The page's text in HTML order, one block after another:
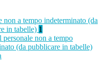
non a tempo indeterminato (da
in tabelle) 1
personale non a tempo
(da pubblicare in tabelle)